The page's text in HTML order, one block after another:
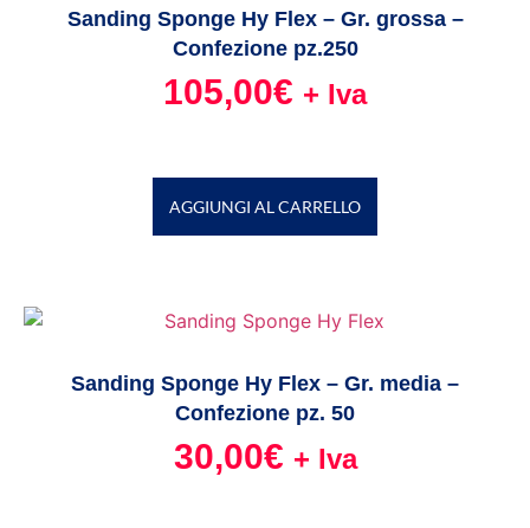
Sanding Sponge Hy Flex – Gr. grossa –
Confezione pz.250
105,00€ + Iva
AGGIUNGI AL CARRELLO
Sanding Sponge Hy Flex – Gr. media –
Confezione pz. 50
30,00€ + Iva